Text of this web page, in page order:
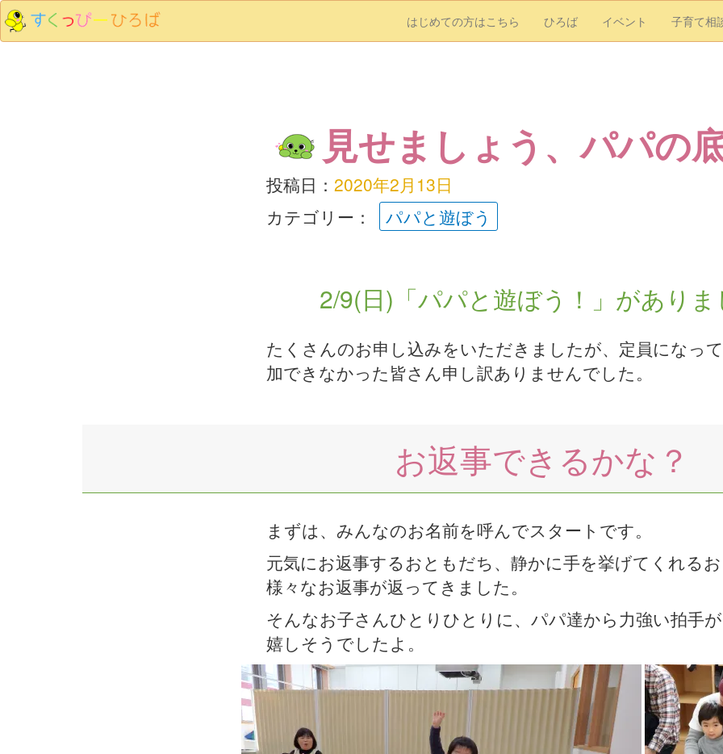
はじめての方はこちら ひろば イベント 子育て相
見せましょう、パパの
投稿日： 2020年2月13日
カテゴリー：
パパと遊ぼう
2/9(日)「パパと遊ぼう！」があり
たくさんのお申し込みをいただきましたが、定員になっ
加できなかった皆さん申し訳ありませんでした。
お返事できるかな？
まずは、みんなのお名前を呼んでスタートです。
元気にお返事するおともだち、静かに手を挙げてくれる
様々なお返事が返ってきました。
そんなお子さんひとりひとりに、パパ達から力強い拍手
嬉しそうでしたよ。